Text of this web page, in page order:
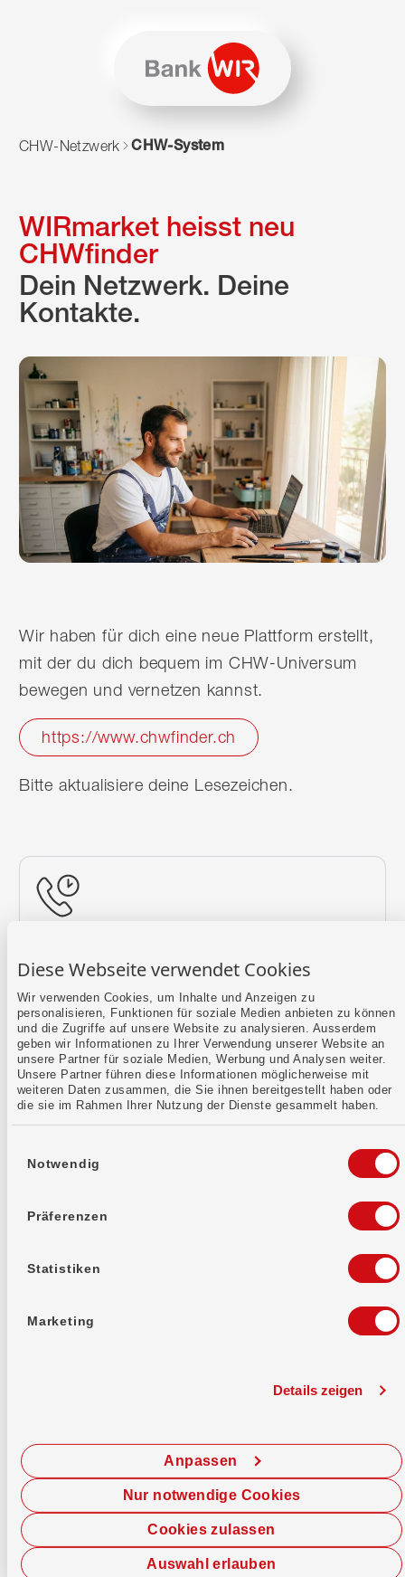
Diese Webseite verwendet Cookies
Wir verwenden Cookies, um Inhalte und Anzeigen zu
personalisieren, Funktionen für soziale Medien anbieten zu können
und die Zugriffe auf unsere Website zu analysieren. Ausserdem
geben wir Informationen zu Ihrer Verwendung unserer Website an
unsere Partner für soziale Medien, Werbung und Analysen weiter.
Unsere Partner führen diese Informationen möglicherweise mit
weiteren Daten zusammen, die Sie ihnen bereitgestellt haben oder
die sie im Rahmen Ihrer Nutzung der Dienste gesammelt haben.
Notwendig
Präferenzen
Statistiken
Marketing
Details zeigen
Cookies zulassen
Anpassen
Auswahl erlauben
Nur notwendige Cookies
Zum Navigieren dieser Seite wird JavaScript benötigt.
CHW-Netzwerk CHW-System
WIRmarket heisst neu
CHWfinder
Dein Netzwerk. Deine
Kontakte.
Wir haben für dich eine neue Plattform erstellt,
mit der du dich bequem im CHW-Universum
bewegen und vernetzen kannst.
https://www.chwfinder.ch
Bitte aktualisiere deine Lesezeichen.
Mehr erfahren
Kontaktformular
Jetzt chatten